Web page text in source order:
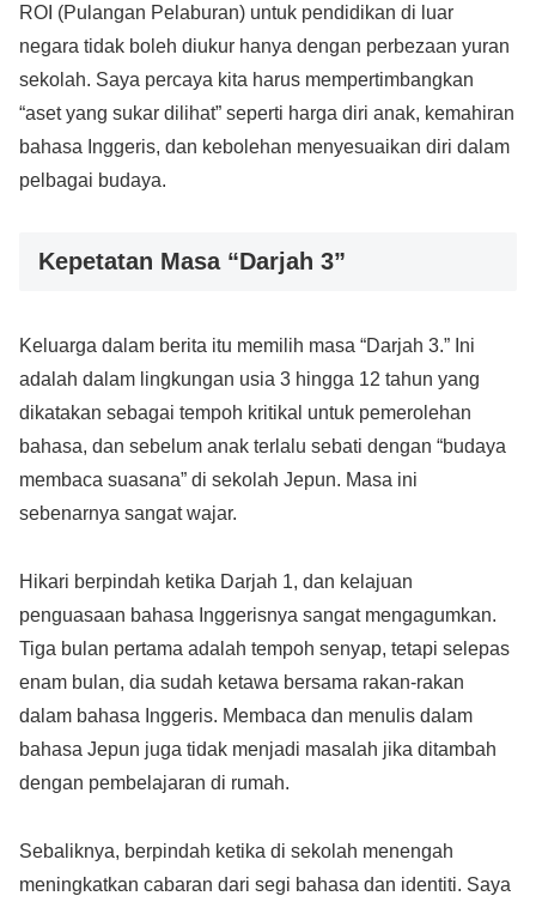
ROI (Pulangan Pelaburan) untuk pendidikan di luar
negara tidak boleh diukur hanya dengan perbezaan yuran
sekolah. Saya percaya kita harus mempertimbangkan
“aset yang sukar dilihat” seperti harga diri anak, kemahiran
bahasa Inggeris, dan kebolehan menyesuaikan diri dalam
pelbagai budaya.
Kepetatan Masa “Darjah 3”
Keluarga dalam berita itu memilih masa “Darjah 3.” Ini
adalah dalam lingkungan usia 3 hingga 12 tahun yang
dikatakan sebagai tempoh kritikal untuk pemerolehan
bahasa, dan sebelum anak terlalu sebati dengan “budaya
membaca suasana” di sekolah Jepun. Masa ini
sebenarnya sangat wajar.
Hikari berpindah ketika Darjah 1, dan kelajuan
penguasaan bahasa Inggerisnya sangat mengagumkan.
Tiga bulan pertama adalah tempoh senyap, tetapi selepas
enam bulan, dia sudah ketawa bersama rakan-rakan
dalam bahasa Inggeris. Membaca dan menulis dalam
bahasa Jepun juga tidak menjadi masalah jika ditambah
dengan pembelajaran di rumah.
Sebaliknya, berpindah ketika di sekolah menengah
meningkatkan cabaran dari segi bahasa dan identiti. Saya